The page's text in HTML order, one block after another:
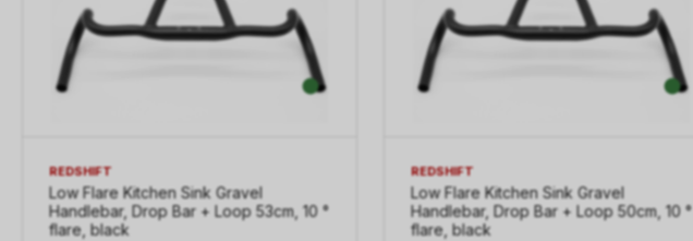
REDSHIFT
Low Flare Kitchen Sink Gravel
Handlebar, Drop Bar + Loop 53cm, 10 °
flare, black
REDSHIFT
Low Flare Kitchen Sink Gravel
Handlebar, Drop Bar + Loop 50cm, 10 °
flare, black